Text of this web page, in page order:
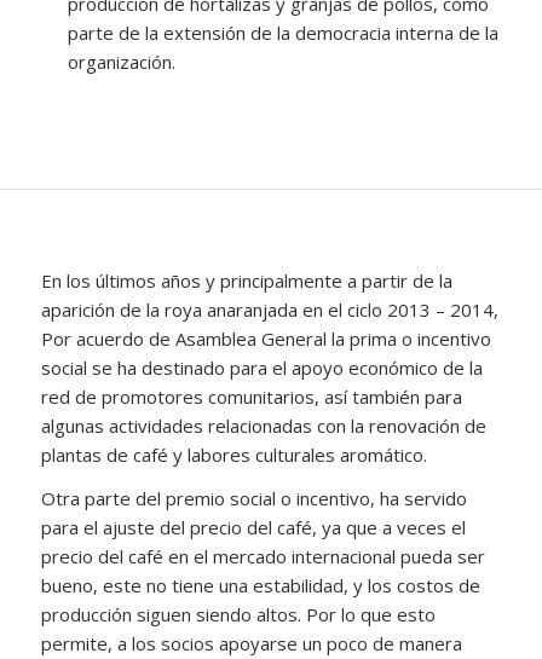
parte de la extensión de la democracia interna de la
organización.
En los últimos años y principalmente a partir de la
aparición de la roya anaranjada en el ciclo 2013 – 2014,
Por acuerdo de Asamblea General la prima o incentivo
social se ha destinado para el apoyo económico de la
red de promotores comunitarios, así también para
algunas actividades relacionadas con la renovación de
plantas de café y labores culturales aromático.
Otra parte del premio social o incentivo, ha servido
para el ajuste del precio del café, ya que a veces el
precio del café en el mercado internacional pueda ser
bueno, este no tiene una estabilidad, y los costos de
producción siguen siendo altos. Por lo que esto
permite, a los socios apoyarse un poco de manera